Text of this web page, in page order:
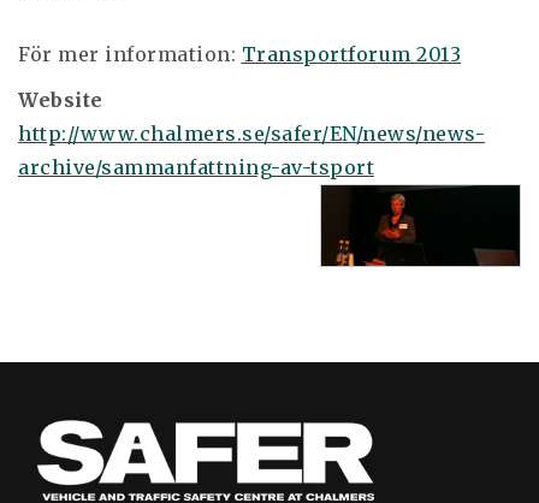
För mer information: Transportforum 2013
Website
http://www.chalmers.se/safer/EN/news/news-
archive/sammanfattning-av-tsport